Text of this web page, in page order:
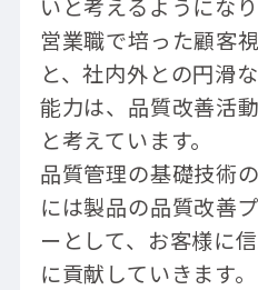
いと考えるようになり
営業職で培った顧客
と、社内外との円滑
能力は、品質改善活
と考えています。
品質管理の基礎技術
には製品の品質改善
ーとして、お客様に
に貢献していきます。